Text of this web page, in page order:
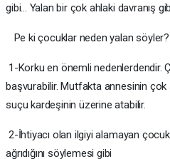
gibi... Yalan bir çok ahlaki davranış
Pe ki çocuklar neden yalan söyler?
1-Korku en önemli nedenlerdendir.
başvurabilir. Mutfakta annesinin çok
suçu kardeşinin üzerine atabilir.
2-İhtiyacı olan ilgiyi alamayan
ağrıdığını söylemesi gibi